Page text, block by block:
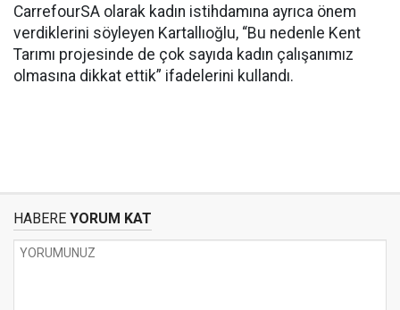
CarrefourSA olarak kadın istihdamına ayrıca önem
verdiklerini söyleyen Kartallıoğlu, “Bu nedenle Kent
Tarımı projesinde de çok sayıda kadın çalışanımız
olmasına dikkat ettik” ifadelerini kullandı.
HABERE YORUM KAT